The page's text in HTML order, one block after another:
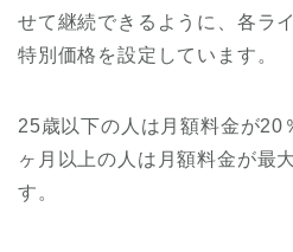
せて継続できるように、各ラ
特別価格を設定しています。
25歳以下の人は月額料金が20
ヶ月以上の人は月額料金が最
す。